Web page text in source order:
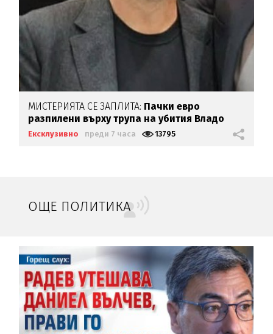
МИСТЕРИЯТА СЕ ЗАПЛИТА: Пачки евро
разпилени върху трупа на убития Владо
Загатото
Ексклузивно преди 7 часа 13795
ОЩЕ ПОЛИТИКА